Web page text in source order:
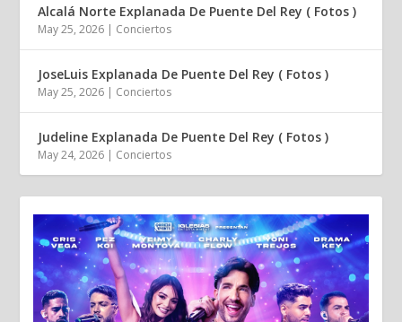
Alcalá Norte Explanada De Puente Del Rey ( Fotos )
May 25, 2026 | Conciertos
JoseLuis Explanada De Puente Del Rey ( Fotos )
May 25, 2026 | Conciertos
Judeline Explanada De Puente Del Rey ( Fotos )
May 24, 2026 | Conciertos